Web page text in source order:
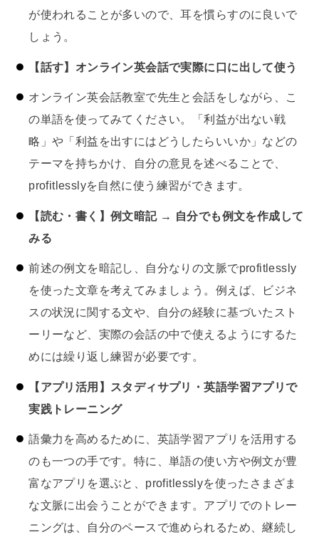
が使われることが多いので、耳を慣らすのに良いで
しょう。
【話す】オンライン英会話で実際に口に出して使う
オンライン英会話教室で先生と会話をしながら、こ
の単語を使ってみてください。「利益が出ない戦
略」や「利益を出すにはどうしたらいいか」などの
テーマを持ちかけ、自分の意見を述べることで、
profitlesslyを自然に使う練習ができます。
【読む・書く】例文暗記 → 自分でも例文を作成して
みる
前述の例文を暗記し、自分なりの文脈でprofitlessly
を使った文章を考えてみましょう。例えば、ビジネ
スの状況に関する文や、自分の経験に基づいたスト
ーリーなど、実際の会話の中で使えるようにするた
めには繰り返し練習が必要です。
【アプリ活用】スタディサプリ・英語学習アプリで
実践トレーニング
語彙力を高めるために、英語学習アプリを活用する
のも一つの手です。特に、単語の使い方や例文が豊
富なアプリを選ぶと、profitlesslyを使ったさまざま
な文脈に出会うことができます。アプリでのトレー
ニングは、自分のペースで進められるため、継続し